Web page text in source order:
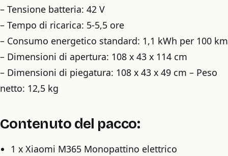
– Tensione batteria: 42 V
– Tempo di ricarica: 5-5,5 ore
– Consumo energetico standard: 1,1 kWh per 100 km
– Dimensioni di apertura: 108 x 43 x 114 cm
– Dimensioni di piegatura: 108 x 43 x 49 cm – Peso
netto: 12,5 kg
Contenuto del pacco:
1 x Xiaomi M365 Monopattino elettrico